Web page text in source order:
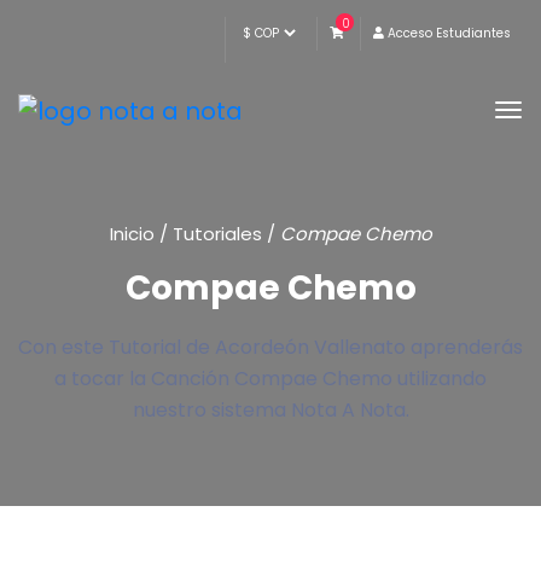
0
Acceso Estudiantes
Inicio / Tutoriales / Compae Chemo
Compae Chemo
Con este Tutorial de Acordeón Vallenato aprenderás
a tocar la Canción Compae Chemo utilizando
nuestro sistema Nota A Nota.